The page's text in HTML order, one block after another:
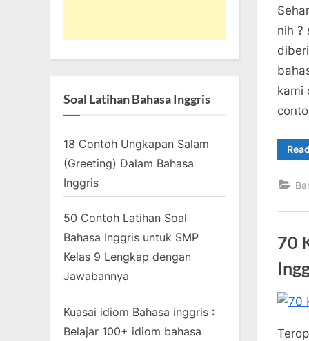
nih ?
kami
70
on
27,
Soal Latihan Bahasa Inggris
18 Contoh Ungkapan Salam
(Greeting) Dalam Bahasa
Inggris
50 Contoh Latihan Soal
Bahasa Inggris untuk SMP
Kelas 9 Lengkap dengan
Jawabannya
Kuasai idiom Bahasa inggris :
Belajar 100+ idiom bahasa